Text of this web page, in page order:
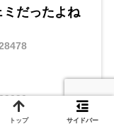
だったよね
トップ サイドバー